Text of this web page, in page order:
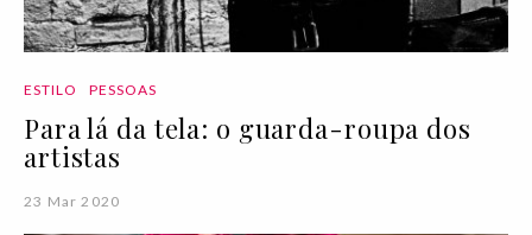
ESTILO PESSOAS
Para lá da tela: o guarda-roupa dos
artistas
23 Mar 2020